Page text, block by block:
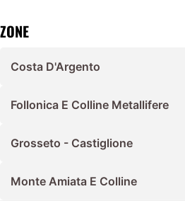
ZONE
Costa D'Argento
Follonica E Colline Metallifere
Grosseto - Castiglione
Monte Amiata E Colline